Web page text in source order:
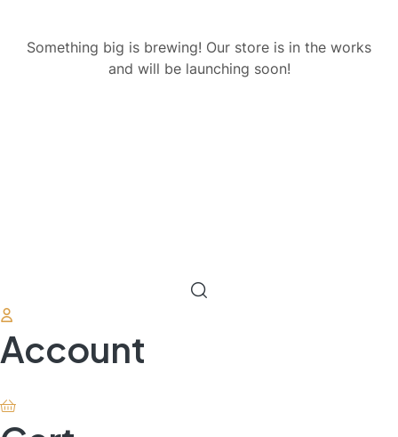
Something big is brewing! Our store is in the works
and will be launching soon!
Account